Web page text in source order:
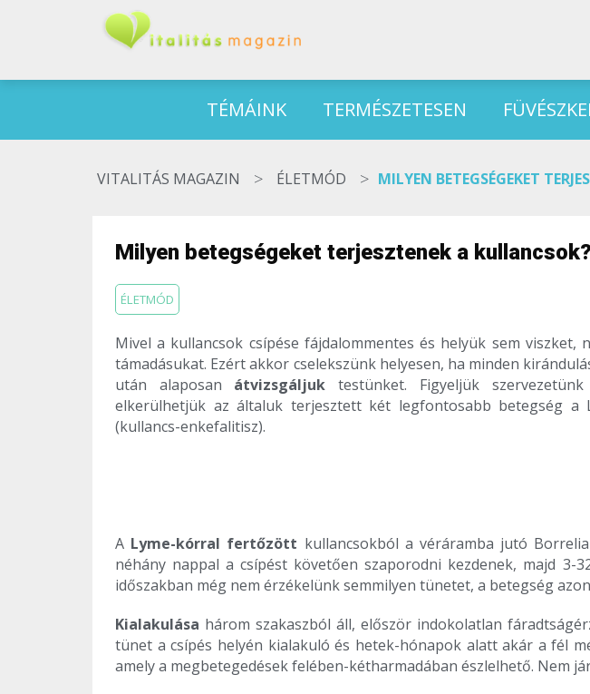
TÉMÁINK TERMÉSZETESEN
VITALITÁS MAGAZIN > ÉLETMÓD > MILYEN BETEGSÉGEKET
Milyen betegségeket terjesztenek a kullancsok?
ÉLETMÓD
Mivel a kullancsok csípése fájdalommentes és helyük sem viszket,
támadásukat. Ezért akkor cselekszünk helyesen, ha minden
után alaposan átvizsgáljuk testünket. Figyeljük
elkerülhetjük az általuk terjesztett két legfontosabb betegség a
(kullancs-enkefalitisz).
A Lyme-kórral fertőzött kullancsokból a véráramba jutó
néhány nappal a csípést követően szaporodni kezdenek, majd 3-
időszakban még nem érzékelünk semmilyen tünetet, a betegség
Kialakulása három szakaszból áll, először indokolatlan
tünet a csípés helyén kialakuló és hetek-hónapok alatt akár a fél
amely a megbetegedések felében-kétharmadában észlelhető. Nem